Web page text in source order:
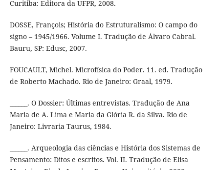
Curitiba: Editora da UFPR, 2008.
DOSSE, François; História do Estruturalismo: O campo do
signo – 1945/1966. Volume I. Tradução de Álvaro Cabral.
Bauru, SP: Edusc, 2007.
FOUCAULT, Michel. Microfísica do Poder. 11. ed. Tradução
de Roberto Machado. Rio de Janeiro: Graal, 1979.
______. O Dossier: Últimas entrevistas. Tradução de Ana
Maria de A. Lima e Maria da Glória R. da Silva. Rio de
Janeiro: Livraria Taurus, 1984.
______. Arqueologia das ciências e História dos Sistemas de
Pensamento: Ditos e escritos. Vol. II. Tradução de Elisa